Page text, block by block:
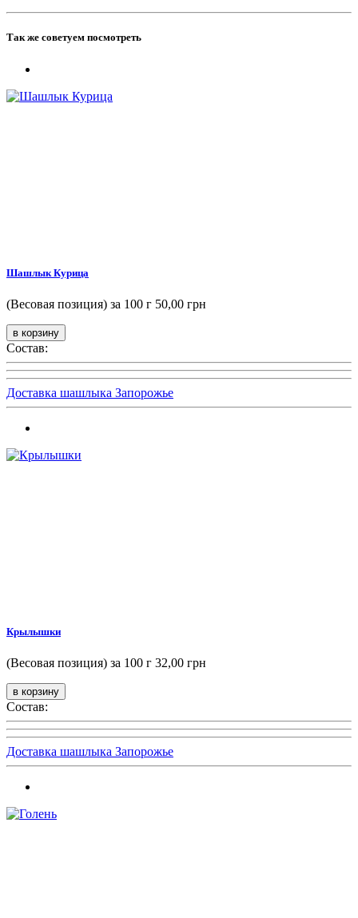
Так же советуем посмотреть
Шашлык Курица
(Весовая позиция) за 100 г 50,00 грн
Состав:
Доставка шашлыка Запорожье
Крылышки
(Весовая позиция) за 100 г 32,00 грн
Состав:
Доставка шашлыка Запорожье